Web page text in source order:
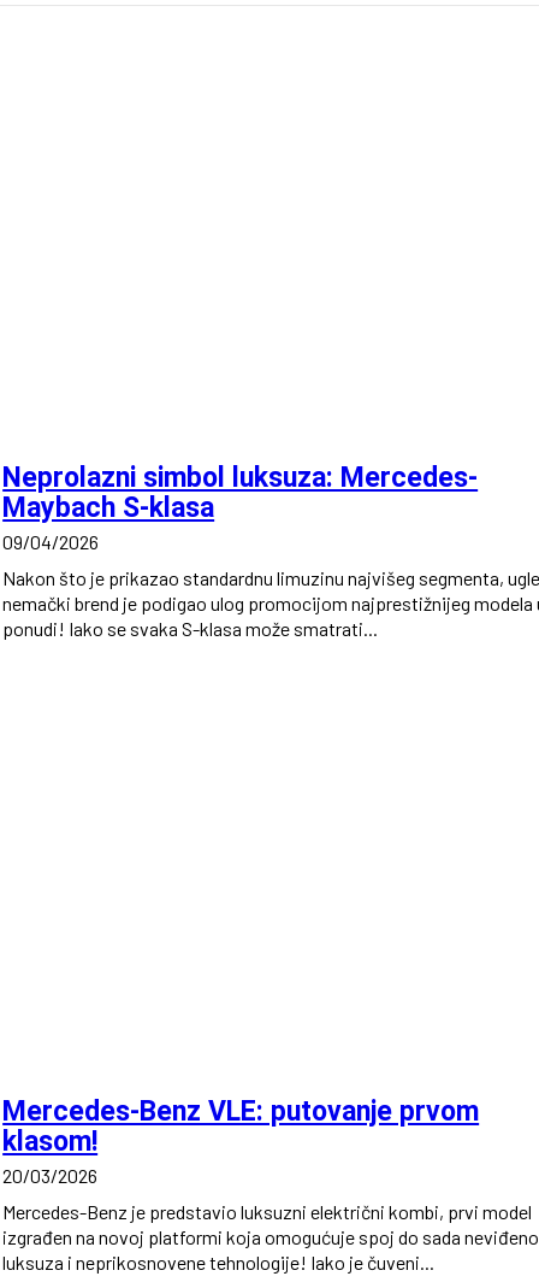
Neprolazni simbol luksuza: Mercedes-
Maybach S-klasa
09/04/2026
Nakon što je prikazao standardnu limuzinu najvišeg segmenta,
nemački brend je podigao ulog promocijom najprestižnijeg modela
ponudi! Iako se svaka S-klasa može smatrati...
Mercedes-Benz VLE: putovanje prvom
klasom!
20/03/2026
Mercedes-Benz je predstavio luksuzni električni kombi, prvi model
izgrađen na novoj platformi koja omogućuje spoj do sada
luksuza i neprikosnovene tehnologije! Iako je čuveni...